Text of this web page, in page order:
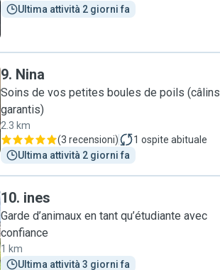
Ultima attività 2 giorni fa
9. Nina
Soins de vos petites boules de poils (câlins
garantis)
2.3 km
(3 recensioni) 1 ospite abituale
Ultima attività 2 giorni fa
10. ines
Garde d’animaux en tant qu’étudiante avec
confiance
1 km
Ultima attività 3 giorni fa